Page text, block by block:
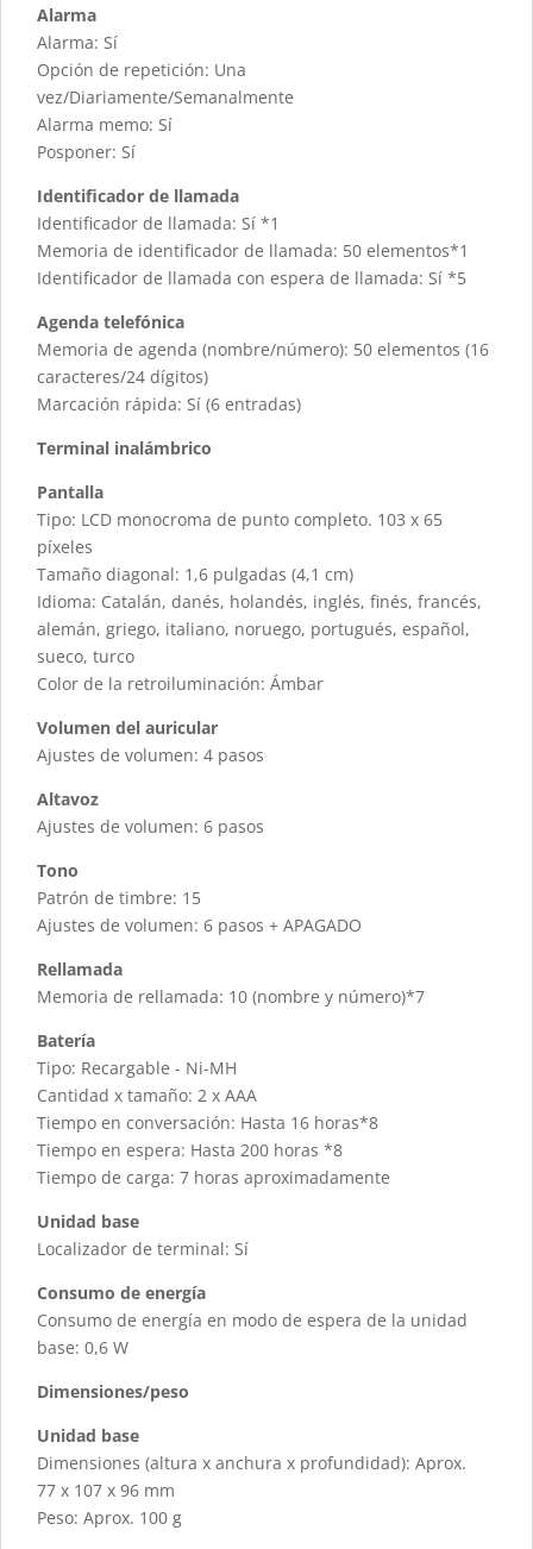
Alarma
Alarma: Sí
Opción de repetición: Una
vez/Diariamente/Semanalmente
Alarma memo: Sí
Posponer: Sí
Identificador de llamada
Identificador de llamada: Sí *1
Memoria de identificador de llamada: 50 elementos*1
Identificador de llamada con espera de llamada: Sí *5
Agenda telefónica
Memoria de agenda (nombre/número): 50 elementos (16
caracteres/24 dígitos)
Marcación rápida: Sí (6 entradas)
Terminal inalámbrico
Pantalla
Tipo: LCD monocroma de punto completo. 103 x 65
píxeles
Tamaño diagonal: 1,6 pulgadas (4,1 cm)
Idioma: Catalán, danés, holandés, inglés, finés, francés,
alemán, griego, italiano, noruego, portugués, español,
sueco, turco
Color de la retroiluminación: Ámbar
Volumen del auricular
Ajustes de volumen: 4 pasos
Altavoz
Ajustes de volumen: 6 pasos
Tono
Patrón de timbre: 15
Ajustes de volumen: 6 pasos + APAGADO
Rellamada
Memoria de rellamada: 10 (nombre y número)*7
Batería
Tipo: Recargable - Ni-MH
Cantidad x tamaño: 2 x AAA
Tiempo en conversación: Hasta 16 horas*8
Tiempo en espera: Hasta 200 horas *8
Tiempo de carga: 7 horas aproximadamente
Unidad base
Localizador de terminal: Sí
Consumo de energía
Consumo de energía en modo de espera de la unidad
base: 0,6 W
Dimensiones/peso
Unidad base
Dimensiones (altura x anchura x profundidad): Aprox.
77 x 107 x 96 mm
Peso: Aprox. 100 g